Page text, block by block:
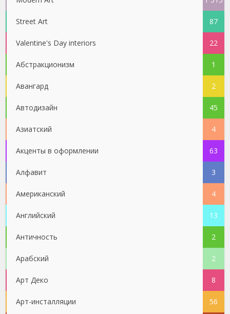
Street Art 87
Valentine's Day interiors 22
Абстракционизм 1
Авангард 2
Автодизайн 45
Азиатский 4
Акценты в оформлении 63
Алфавит 3
Американский 4
Английский 13
Античность 2
Арабский 2
Арт Деко 8
Арт-инсталляции 56